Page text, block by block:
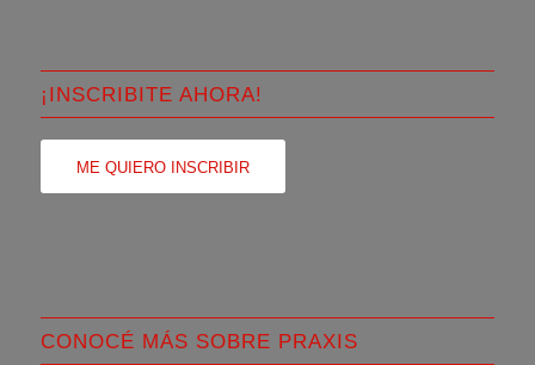
¡INSCRIBITE AHORA!
ME QUIERO INSCRIBIR
CONOCÉ MÁS SOBRE PRAXIS